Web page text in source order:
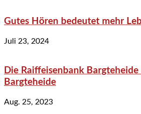
Gutes Hören bedeutet mehr
Juli 23, 2024
Die Raiffeisenbank
Bargteheide
Aug. 25, 2023